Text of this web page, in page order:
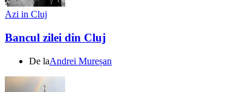
Azi in Cluj
Bancul zilei din Cluj
De laAndrei Mureșan